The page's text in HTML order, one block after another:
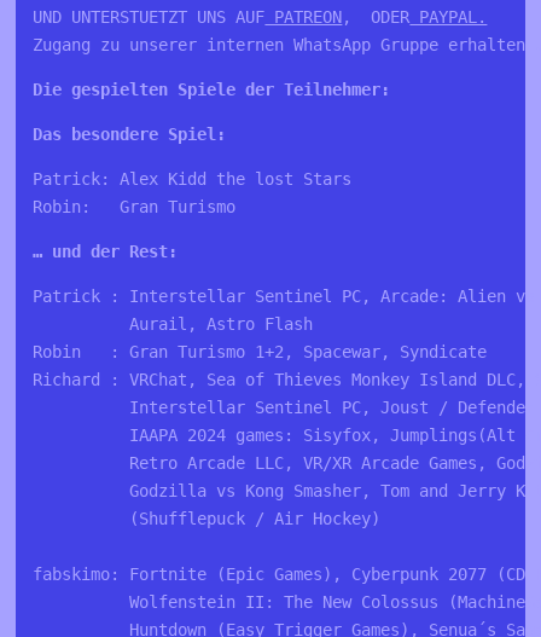
UND UNTERSTUETZT UNS AUF PATREON,  ODER PAYPAL.
Zugang zu unserer internen WhatsApp Gruppe
Die gespielten Spiele der Teilnehmer:
Das besondere Spiel:
Patrick: Alex Kidd the lost Stars
Robin:   Gran Turismo
… und der Rest:
Patrick : Interstellar Sentinel PC, Arcade: Alien vs
          Aurail, Astro Flash
Robin   : Gran Turismo 1+2, Spacewar, Syndicate
Richard : VRChat, Sea of Thieves Monkey Island DLC,
Interstellar Sentinel PC, Joust /
IAAPA 2024 games: Sisyfox, Jumplings(Alt
Retro Arcade LLC, VR/XR Arcade Games,
Godzilla vs Kong Smasher, Tom and Jerry
          (Shufflepuck / Air Hockey)
fabskimo: Fortnite (Epic Games), Cyberpunk 2077
Wolfenstein II: The New Colossus
Huntdown (Easy Trigger Games), Senua´s